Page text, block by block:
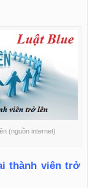
(nguồn internet)
thành viên trở